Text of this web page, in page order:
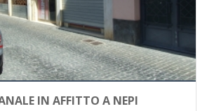
IN AFFITTO A NEPI